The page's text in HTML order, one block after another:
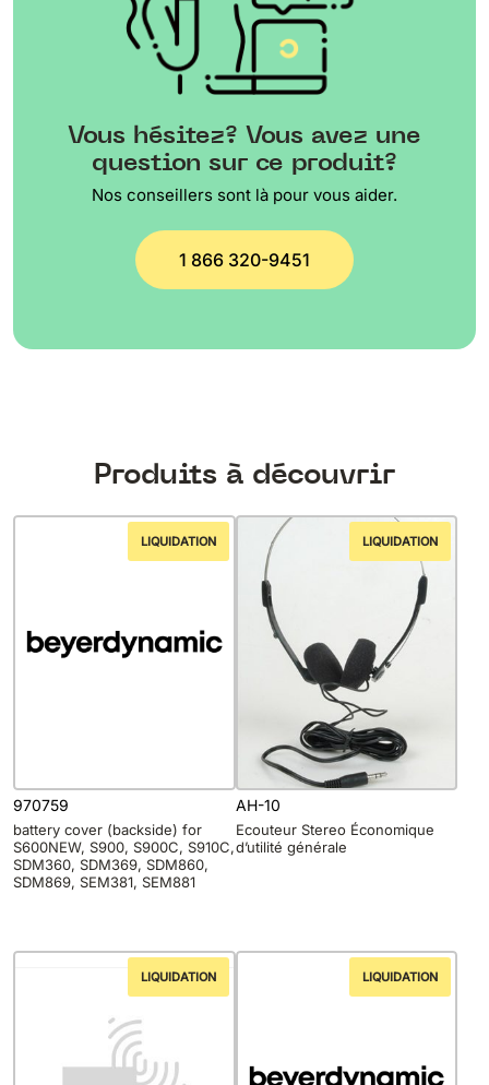
Vous hésitez? Vous avez une
question sur ce produit?
Nos conseillers sont là pour vous aider.
1 866 320-9451
Produits à découvrir
LIQUIDATION
970759
battery cover (backside) for
S600NEW, S900, S900C, S910C,
SDM360, SDM369, SDM860,
SDM869, SEM381, SEM881
LIQUIDATION
AH-10
Ecouteur Stereo Économique
d’utilité générale
LIQUIDATION LIQUIDATION